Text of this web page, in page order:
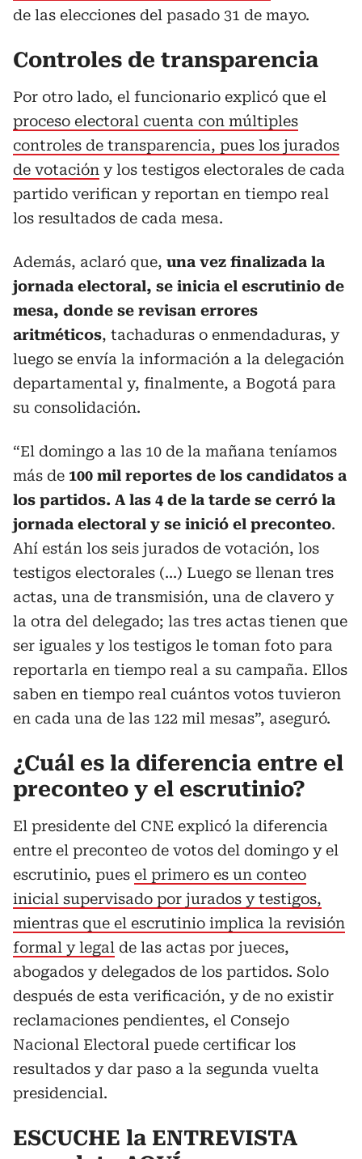
de las elecciones del pasado 31 de mayo.
Controles de transparencia
Por otro lado, el funcionario explicó que el
proceso electoral cuenta con múltiples
controles de transparencia, pues los jurados
de votación y los testigos electorales de cada
partido verifican y reportan en tiempo real
los resultados de cada mesa.
Además, aclaró que, una vez finalizada la
jornada electoral, se inicia el escrutinio de
mesa, donde se revisan errores
aritméticos, tachaduras o enmendaduras, y
luego se envía la información a la delegación
departamental y, finalmente, a Bogotá para
su consolidación.
“El domingo a las 10 de la mañana teníamos
más de 100 mil reportes de los candidatos a
los partidos. A las 4 de la tarde se cerró la
jornada electoral y se inició el preconteo.
Ahí están los seis jurados de votación, los
testigos electorales (...) Luego se llenan tres
actas, una de transmisión, una de clavero y
la otra del delegado; las tres actas tienen que
ser iguales y los testigos le toman foto para
reportarla en tiempo real a su campaña. Ellos
saben en tiempo real cuántos votos tuvieron
en cada una de las 122 mil mesas”, aseguró.
¿Cuál es la diferencia entre el
preconteo y el escrutinio?
El presidente del CNE explicó la diferencia
entre el preconteo de votos del domingo y el
escrutinio, pues el primero es un conteo
inicial supervisado por jurados y testigos,
mientras que el escrutinio implica la revisión
formal y legal de las actas por jueces,
abogados y delegados de los partidos. Solo
después de esta verificación, y de no existir
reclamaciones pendientes, el Consejo
Nacional Electoral puede certificar los
resultados y dar paso a la segunda vuelta
presidencial.
ESCUCHE la ENTREVISTA